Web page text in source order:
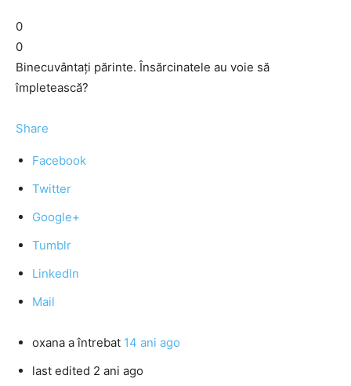
0
0
Binecuvântaţi părinte. Însărcinatele au voie să
împletească?
Share
Facebook
Twitter
Google+
Tumblr
LinkedIn
Mail
oxana a întrebat 14 ani ago
last edited 2 ani ago